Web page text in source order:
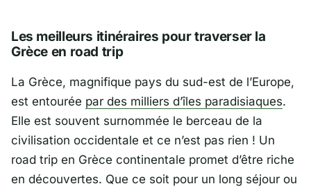
Les meilleurs itinéraires pour traverser la
Grèce en road trip
La Grèce, magnifique pays du sud-est de l’Europe,
est entourée par des milliers d’îles paradisiaques.
Elle est souvent surnommée le berceau de la
civilisation occidentale et ce n’est pas rien ! Un
road trip en Grèce continentale promet d’être riche
en découvertes. Que ce soit pour un long séjour ou